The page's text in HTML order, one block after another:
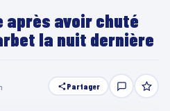
après avoir chuté
la nuit dernière
Partager